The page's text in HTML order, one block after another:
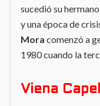
sucedió su
y una época de
Mora comenzó a
1980 cuando la
Viena